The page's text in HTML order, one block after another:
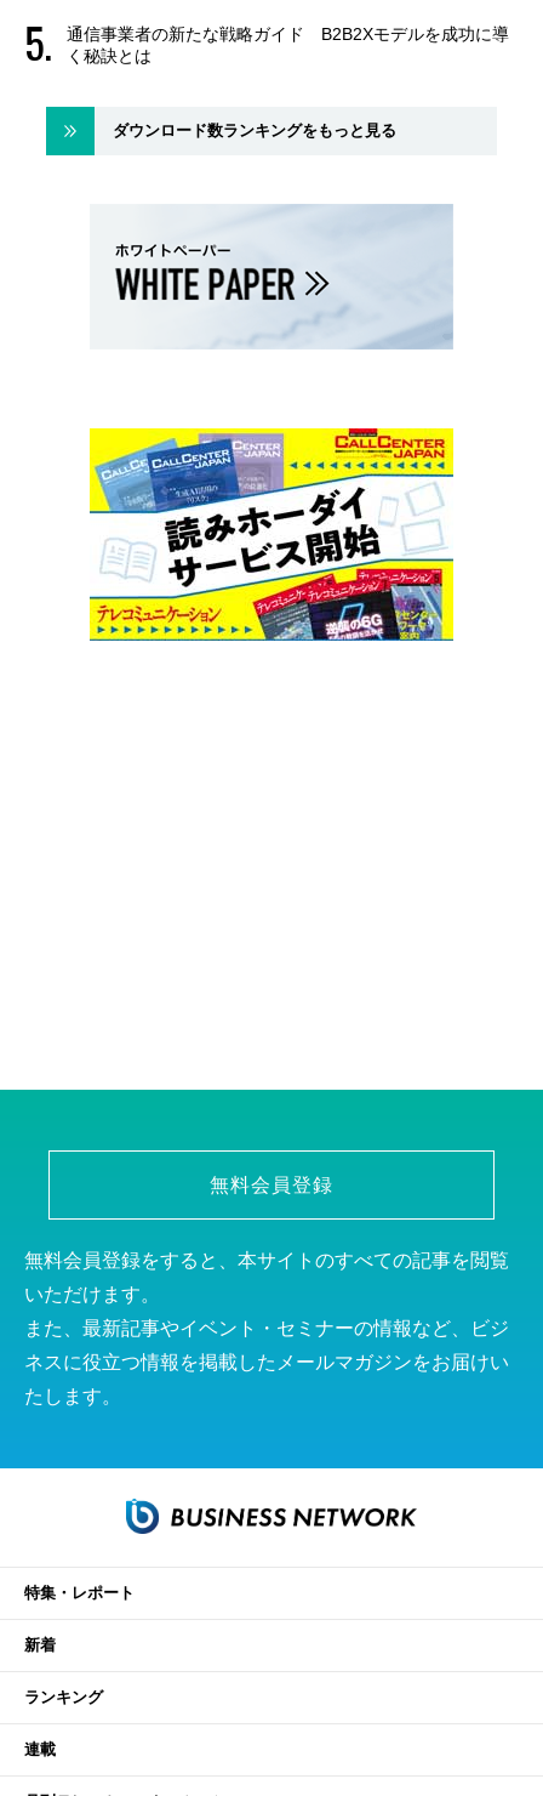
通信事業者の新たな戦略ガイド B2B2Xモデルを成功に導
く秘訣とは
ダウンロード数ランキングをもっと見る
無料会員登録
無料会員登録をすると、本サイトのすべての記事を閲覧
いただけます。
また、最新記事やイベント・セミナーの情報など、ビジ
ネスに役立つ情報を掲載したメールマガジンをお届けい
たします。
特集・レポート
新着
ランキング
連載